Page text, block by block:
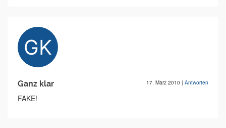
Ganz klar 17. März 2010 | Antworten
FAKE!